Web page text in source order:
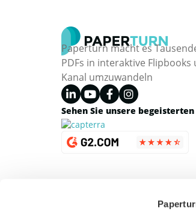
Paperturn macht es
PDFs in interaktive
Kanal umzuwandeln
Sehen Sie unsere